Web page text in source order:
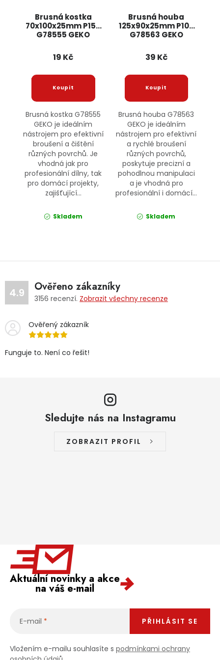
Brusná kostka
70x100x25mm P150
G78555 GEKO
19 Kč
Brusná kostka G78555
GEKO je ideálním
nástrojem pro efektivní
broušení a čištění
různých povrchů. Je
vhodná jak pro
profesionální dílny, tak
pro domácí projekty,
zajišťující...
Skladem
Brusná houba
125x90x25mm P100
G78563 GEKO
39 Kč
Brusná houba G78563
GEKO je ideálním
nástrojem pro efektivní
a rychlé broušení
různých povrchů,
poskytuje precizní a
pohodlnou manipulaci
a je vhodná pro
profesionální i domácí...
Skladem
4.9 Ověřeno zákazníky
3156 recenzí. Zobrazit všechny recenze
Ověřený zákazník
Funguje to. Není co řešit!
Sledujte nás na Instagramu
ZOBRAZIT PROFIL
Aktuální novinky a akce
na váš e-mail
E-mail
Vložením e-mailu souhlasíte s podmínkami ochrany
PŘIHLÁSIT SE